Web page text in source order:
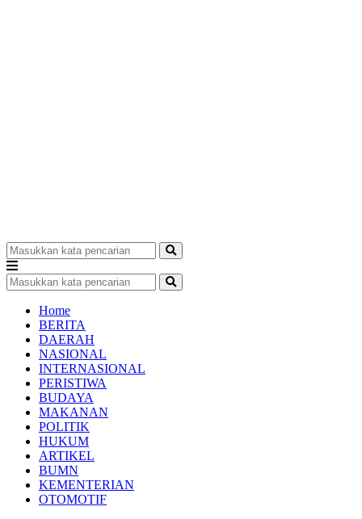
Home
BERITA
DAERAH
NASIONAL
INTERNASIONAL
PERISTIWA
BUDAYA
MAKANAN
POLITIK
HUKUM
ARTIKEL
BUMN
KEMENTERIAN
OTOMOTIF